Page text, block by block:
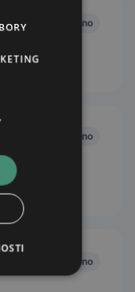
Zavřeno
Zavřeno
Zavřeno